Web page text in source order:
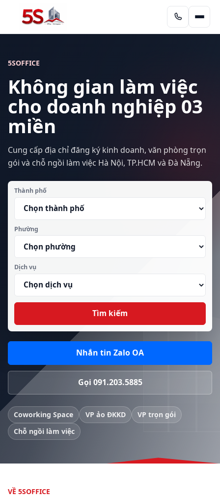
5SOFFICE
Không gian làm việc
cho doanh nghiệp 03
miền
Cung cấp địa chỉ đăng ký kinh doanh, văn phòng trọn
gói và chỗ ngồi làm việc Hà Nội, TP.HCM và Đà Nẵng.
Thành phố
Phường
Dịch vụ
Tìm kiếm
Nhắn tin Zalo OA
Gọi 091.203.5885
Coworking Space VP ảo ĐKKD
VP trọn gói
Chỗ ngồi làm việc
VỀ 5SOFFICE